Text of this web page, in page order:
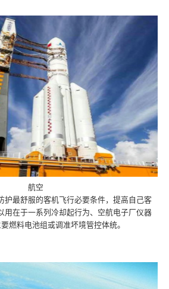
航空
护最舒服的客机飞行必要条件，提高自己客
用在于一系列冷却起行为、空航电子厂仪器
燃料电池组或调准坏境管控体统。